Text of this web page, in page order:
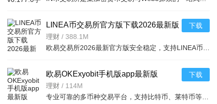
LINEA币交易所官方版下载2026最新版
本v6.154.0官方版
理财 / 388.1M
下载
欧易OKExyobit手机版app最新版
v6.175.0安卓版
理财 / 114M
下载